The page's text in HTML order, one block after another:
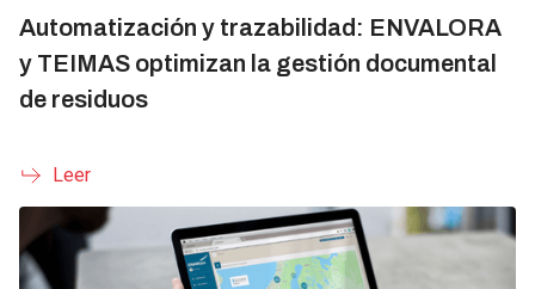
Automatización y trazabilidad: ENVALORA
y TEIMAS optimizan la gestión documental
de residuos
Leer